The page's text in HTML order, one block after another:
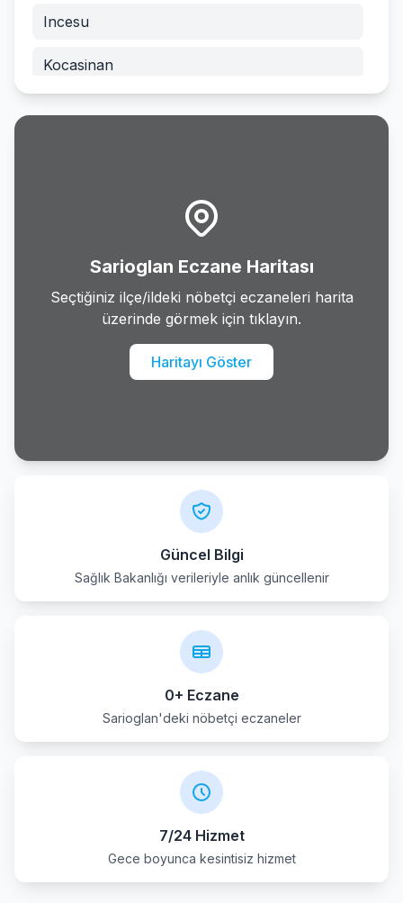
Incesu
Kocasinan
Sarioglan Eczane Haritası
Seçtiğiniz ilçe/ildeki nöbetçi eczaneleri harita
üzerinde görmek için tıklayın.
Haritayı Göster
Güncel Bilgi
Sağlık Bakanlığı verileriyle anlık güncellenir
0+ Eczane
Sarioglan'deki nöbetçi eczaneler
7/24 Hizmet
Gece boyunca kesintisiz hizmet